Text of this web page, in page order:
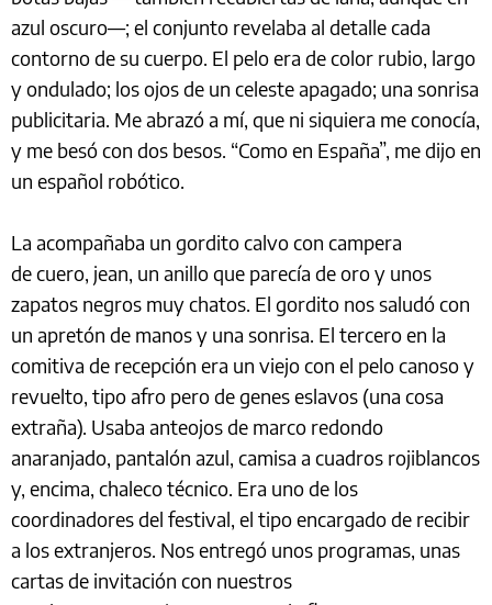
azul oscuro—; el conjunto revelaba al detalle cada
contorno de su cuerpo. El pelo era de color rubio, largo
y ondulado; los ojos de un celeste apagado; una sonrisa
publicitaria. Me abrazó a mí, que ni siquiera me conocía,
y me besó con dos besos. “Como en España”, me dijo en
un español robótico.
La acompañaba un gordito calvo con campera
de cuero, jean, un anillo que parecía de oro y unos
zapatos negros muy chatos. El gordito nos saludó con
un apretón de manos y una sonrisa. El tercero en la
comitiva de recepción era un viejo con el pelo canoso y
revuelto, tipo afro pero de genes eslavos (una cosa
extraña). Usaba anteojos de marco redondo
anaranjado, pantalón azul, camisa a cuadros rojiblancos
y, encima, chaleco técnico. Era uno de los
coordinadores del festival, el tipo encargado de recibir
a los extranjeros. Nos entregó unos programas, unas
cartas de invitación con nuestros